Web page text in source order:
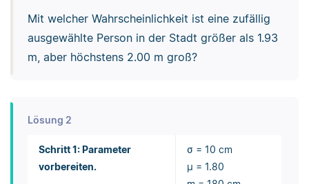
Mit welcher Wahrscheinlichkeit ist eine zufällig
ausgewählte Person in der Stadt größer als 1.93
m, aber höchstens 2.00 m groß?
Lösung 2
Schritt 1: Parameter
vorbereiten.
σ = 10 cm
μ = 1.80